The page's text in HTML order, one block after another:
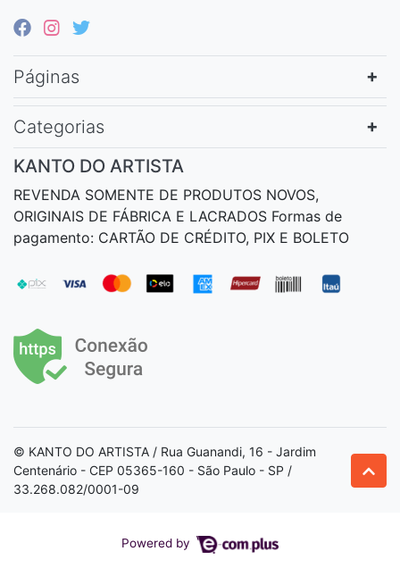
Páginas
Categorias
KANTO DO ARTISTA
REVENDA SOMENTE DE PRODUTOS NOVOS,
ORIGINAIS DE FÁBRICA E LACRADOS Formas de
pagamento: CARTÃO DE CRÉDITO, PIX E BOLETO
© KANTO DO ARTISTA / Rua Guanandi, 16 - Jardim
Centenário - CEP 05365-160 - São Paulo - SP /
33.268.082/0001-09
Powered by